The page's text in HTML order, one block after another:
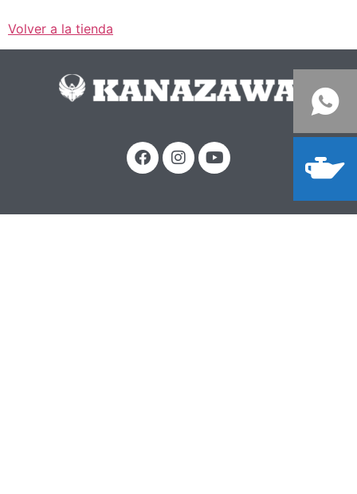
Volver a la tienda